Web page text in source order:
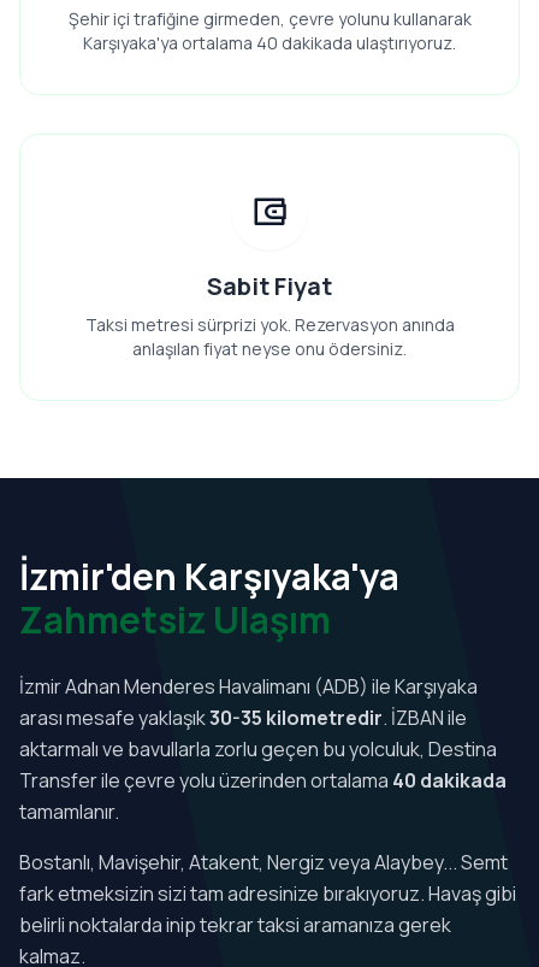
Şehir içi trafiğine girmeden, çevre yolunu kullanarak
Karşıyaka'ya ortalama 40 dakikada ulaştırıyoruz.
Sabit Fiyat
Taksi metresi sürprizi yok. Rezervasyon anında
anlaşılan fiyat neyse onu ödersiniz.
İzmir'den Karşıyaka'ya
Zahmetsiz Ulaşım
İzmir Adnan Menderes Havalimanı (ADB) ile Karşıyaka
arası mesafe yaklaşık30-35 kilometredir. İZBAN ile
aktarmalı ve bavullarla zorlu geçen bu yolculuk, Destina
Transfer ile çevre yolu üzerinden ortalama 40 dakikada
tamamlanır.
Bostanlı, Mavişehir, Atakent, Nergiz veya Alaybey... Semt
fark etmeksizin sizi tam adresinize bırakıyoruz. Havaş gibi
belirli noktalarda inip tekrar taksi aramanıza gerek
kalmaz.